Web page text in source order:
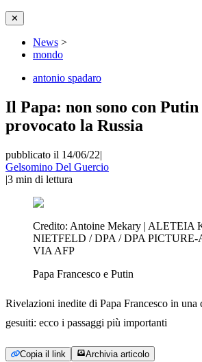
✕
News >
mondo
antonio spadaro
Il Papa: non sono con
provocato la Russia
pubblicato il 14/06/22|
Gelsomino Del Guercio
|3 min di lettura
Credito: Antoine Mekary | ALETEIA
NIETFELD / DPA / DPA
VIA AFP
Papa Francesco e Putin
Rivelazioni inedite di Papa Francesco in una
gesuiti: ecco i passaggi più importanti
Copia il link Archivia articolo